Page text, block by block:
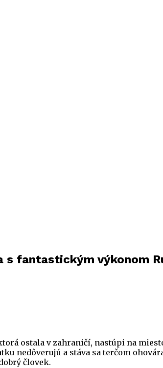
s fantastickým výkonom
ostala v zahraničí, nastúpi na
nedôverujú a stáva sa terčom
človek.